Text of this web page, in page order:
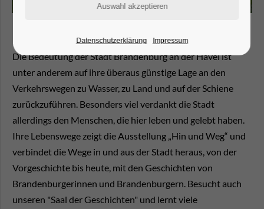
Die Bedeutung der Stadt Brandenburg an der Havel ist
unter anderem auf ihre überaus günstige Lage an den
Verkehrswegen zu Wasser, zu Land und auf der Schiene
zurückzuführen. Besonders viel verdankt die Stadt
allerdings den Menschen, die hier leben und gelebt haben.
Ihre Lebenswege zeigt die Ausstellung „Hin und Weg“ und
verbindet die Wege in und aus der Stadt heraus, von der
Vorgeschichte bis heute, mit den Geschichten von
Brandenburgerinnen und Brandenburgern. Besucht auch
unseren "Saal der Geschichten" und lernt viele
Datenschutzerklärung Impressum